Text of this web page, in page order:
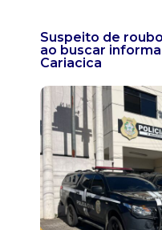
Suspeito de
ao buscar
Cariacica